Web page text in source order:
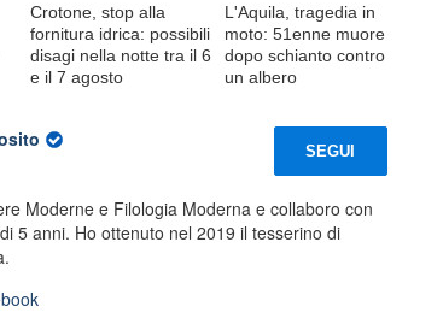
Crotone, stop alla
fornitura idrica: possibili
disagi nella notte tra il 6
e il 7 agosto
L'Aquila, tragedia in
moto: 51enne muore
dopo schianto contro
un albero
SEGUI
Moderne e Filologia Moderna e collaboro con
5 anni. Ho ottenuto nel 2019 il tesserino di